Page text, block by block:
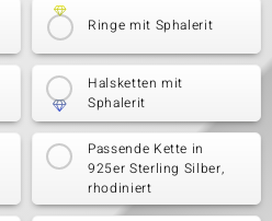
Ringe mit Sphalerit
Halsketten mit
Sphalerit
Passende Kette in
925er Sterling Silber,
rhodiniert